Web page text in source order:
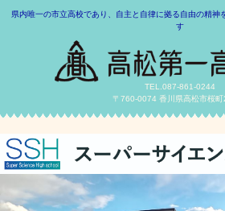
県内唯一の市立高校であり、自主と自律に拠る自由の精神
す
TEL.087-861-0244
〒760-0074 香川県高松市桜町